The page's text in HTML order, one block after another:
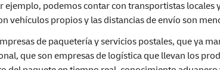
ejemplo, podemos contar con transportistas
vehículos propios y las distancias de envío son
de paquetería y servicios postales, que ya
que son empresas de logística que llevan los